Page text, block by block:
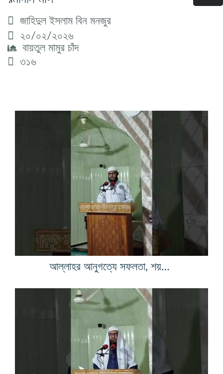
জাহিদুল ইসলাম বিন মনজুর
২০/০২/২০২৬
বায়তুল মামুর চাঁদ
৩১৬
আল্লাহর আনুগত্যে সফলতা, শয়তানের পথে ধ্বংস